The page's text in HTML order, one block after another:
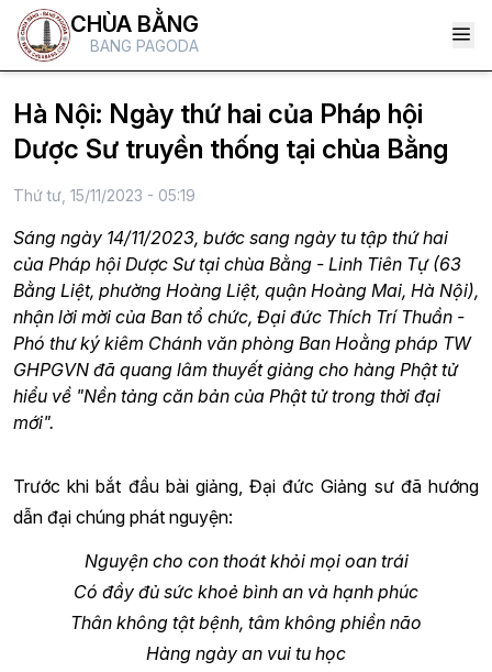
CHÙA BẰNG
BANG PAGODA
Hà Nội: Ngày thứ hai của Pháp hội
Dược Sư truyền thống tại chùa Bằng
Thứ tư, 15/11/2023 - 05:19
Sáng ngày 14/11/2023, bước sang ngày tu tập thứ hai
của Pháp hội Dược Sư tại chùa Bằng - Linh Tiên Tự (63
Bằng Liệt, phường Hoàng Liệt, quận Hoàng Mai, Hà Nội),
nhận lời mời của Ban tổ chức, Đại đức Thích Trí Thuần -
Phó thư ký kiêm Chánh văn phòng Ban Hoằng pháp TW
GHPGVN đã quang lâm thuyết giảng cho hàng Phật tử
hiểu về "Nền tảng căn bản của Phật tử trong thời đại
mới".
Trước khi bắt đầu bài giảng, Đại đức Giảng sư đã hướng
dẫn đại chúng phát nguyện:
Nguyện cho con thoát khỏi mọi oan trái
Có đầy đủ sức khoẻ bình an và hạnh phúc
Thân không tật bệnh, tâm không phiền não
Hàng ngày an vui tu học